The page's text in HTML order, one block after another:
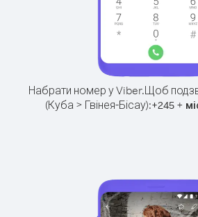
Набрати номер у Viber.Щоб
(Куба > Гвінея-Бісау):+245 +